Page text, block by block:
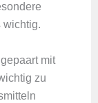
wichtig.
mit
zu